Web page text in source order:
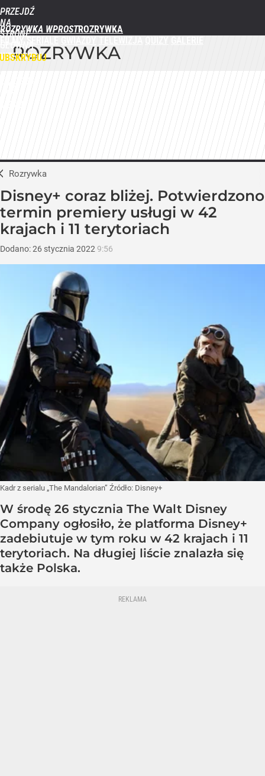
PRZEJDŹ
NA
STRONĘ
GŁÓWNĄ
WPROST.PL
ROZRYWKA WPROST
ROZRYWKA
Rozrywka
Disney+ coraz bliżej. Potwierdzono
termin premiery usługi w 42
krajach i 11 terytoriach
Dodano:26 stycznia 2022 9:56
Kadr z serialu „The Mandalorian” Źródło: Disney+
W środę 26 stycznia The Walt Disney
Company ogłosiło, że platforma Disney+
zadebiutuje w tym roku w 42 krajach i 11
terytoriach. Na długiej liście znalazła się
także Polska.